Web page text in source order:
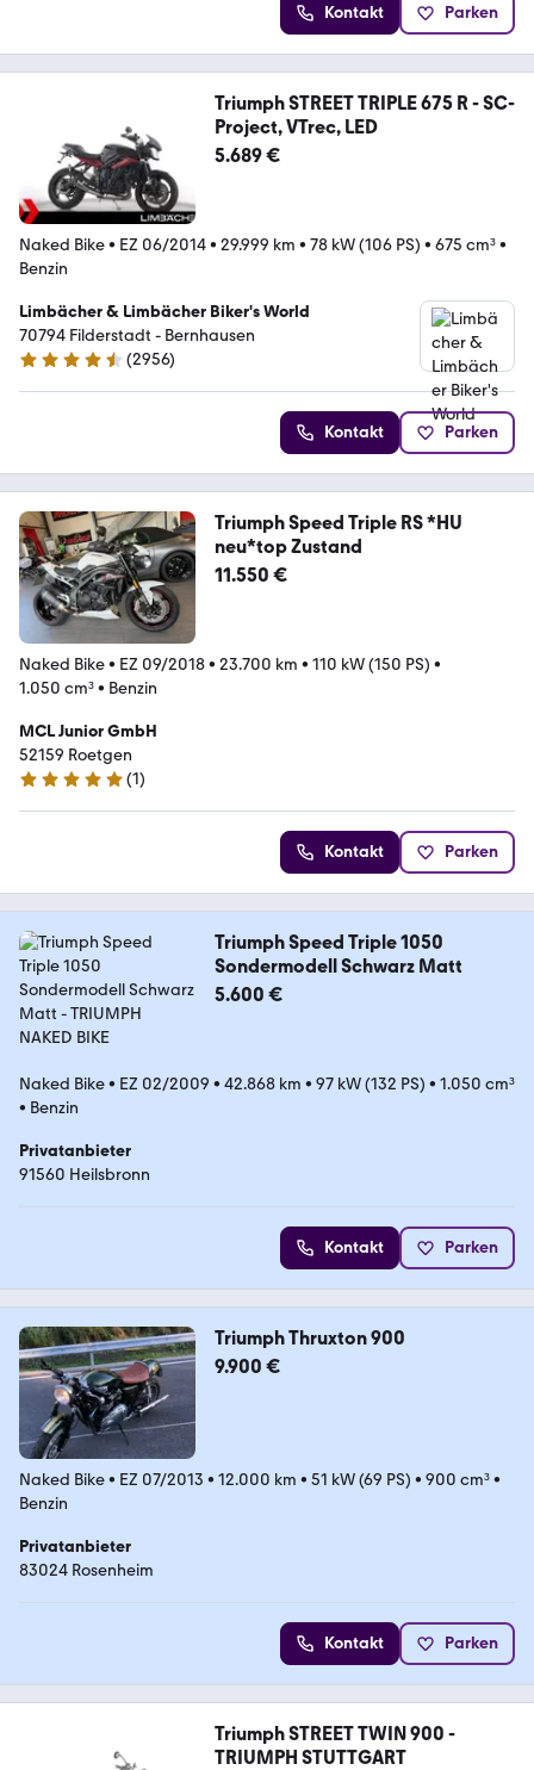
Kontakt Parken
Triumph STREET TRIPLE 675 R - SC-
Project, VTrec, LED
5.689 €
Naked Bike• EZ 06/2014• 29.999 km • 78 kW (106 PS) • 675 cm³•
Benzin
Limbächer & Limbächer Biker's World
70794 Filderstadt - Bernhausen
4.7 Sterne
(2956)
Kontakt Parken
Triumph Speed Triple RS *HU
neu*top Zustand
11.550 €
Naked Bike• EZ 09/2018• 23.700 km • 110 kW (150 PS) •
1.050 cm³• Benzin
MCL Junior GmbH
52159 Roetgen
5 Sterne
(1)
Kontakt Parken
Triumph Speed Triple 1050
Sondermodell Schwarz Matt
5.600 €
Naked Bike• EZ 02/2009 • 42.868 km • 97 kW (132 PS) • 1.050 cm³
• Benzin
Privatanbieter
91560 Heilsbronn
Kontakt Parken
Triumph Thruxton 900
9.900 €
Naked Bike• EZ 07/2013 • 12.000 km • 51 kW (69 PS) • 900 cm³•
Benzin
Privatanbieter
83024 Rosenheim
Kontakt Parken
Triumph STREET TWIN 900 -
TRIUMPH STUTTGART